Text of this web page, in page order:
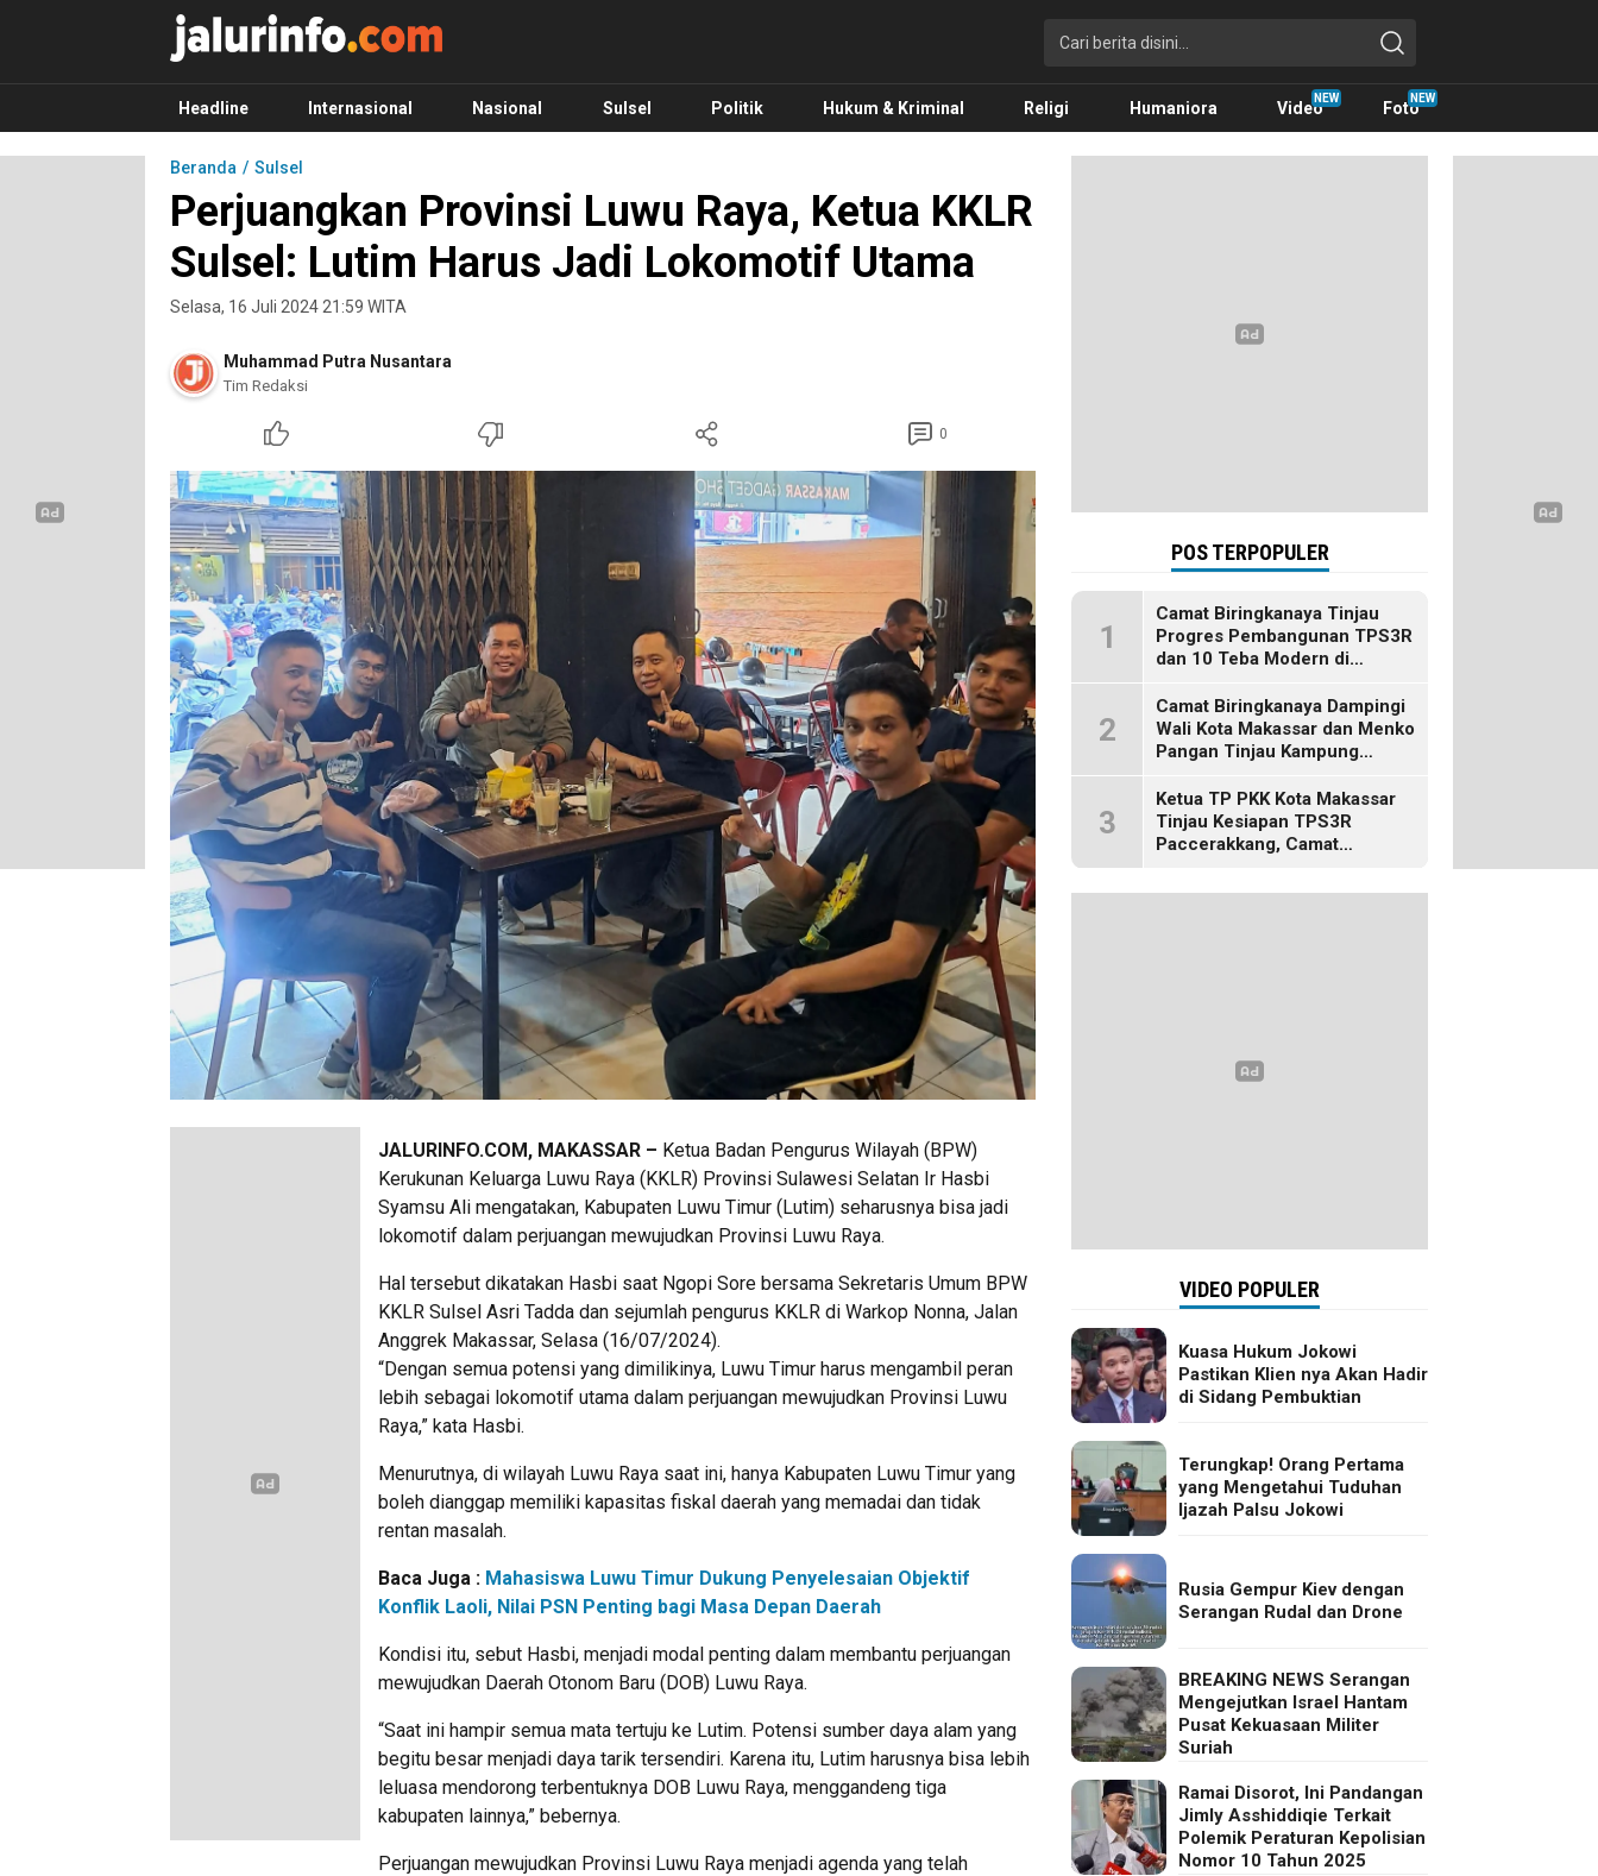
Info Terbaru, Berita Terkini Hari Ini, Jalurinfo.com
Terkini, Akurat dan Terpercaya
Headline Internasional Nasional Sulsel Politik Hukum & Kriminal Religi Humaniora Video Foto
Beranda Sulsel
Perjuangkan Provinsi Luwu Raya, Ketua KKLR
Sulsel: Lutim Harus Jadi Lokomotif Utama
Selasa, 16 Juli 2024 21:59 WITA
Muhammad Putra Nusantara
Tim Redaksi
0
JALURINFO.COM, MAKASSAR – Ketua Badan Pengurus Wilayah (BPW)
Kerukunan Keluarga Luwu Raya (KKLR) Provinsi Sulawesi Selatan Ir Hasbi
Syamsu Ali mengatakan, Kabupaten Luwu Timur (Lutim) seharusnya bisa jadi
lokomotif dalam perjuangan mewujudkan Provinsi Luwu Raya.
Hal tersebut dikatakan Hasbi saat Ngopi Sore bersama Sekretaris Umum BPW
KKLR Sulsel Asri Tadda dan sejumlah pengurus KKLR di Warkop Nonna, Jalan
Anggrek Makassar, Selasa (16/07/2024).
“Dengan semua potensi yang dimilikinya, Luwu Timur harus mengambil peran
lebih sebagai lokomotif utama dalam perjuangan mewujudkan Provinsi Luwu
Raya,” kata Hasbi.
Menurutnya, di wilayah Luwu Raya saat ini, hanya Kabupaten Luwu Timur yang
boleh dianggap memiliki kapasitas fiskal daerah yang memadai dan tidak
rentan masalah.
Baca Juga : Mahasiswa Luwu Timur Dukung Penyelesaian Objektif
Konflik Laoli, Nilai PSN Penting bagi Masa Depan Daerah
Kondisi itu, sebut Hasbi, menjadi modal penting dalam membantu perjuangan
mewujudkan Daerah Otonom Baru (DOB) Luwu Raya.
“Saat ini hampir semua mata tertuju ke Lutim. Potensi sumber daya alam yang
begitu besar menjadi daya tarik tersendiri. Karena itu, Lutim harusnya bisa lebih
leluasa mendorong terbentuknya DOB Luwu Raya, menggandeng tiga
kabupaten lainnya,” bebernya.
Perjuangan mewujudkan Provinsi Luwu Raya menjadi agenda yang telah
POS TERPOPULER
1
Camat Biringkanaya Tinjau
Progres Pembangunan TPS3R
dan 10 Teba Modern di
2
Camat Biringkanaya Dampingi
Wali Kota Makassar dan Menko
Pangan Tinjau Kampung
3
Ketua TP PKK Kota Makassar
Tinjau Kesiapan TPS3R
Paccerakkang, Camat
VIDEO POPULER
Kuasa Hukum Jokowi
Pastikan Klien nya Akan Hadir
di Sidang Pembuktian
Terungkap! Orang Pertama
yang Mengetahui Tuduhan
Ijazah Palsu Jokowi
Rusia Gempur Kiev dengan
Serangan Rudal dan Drone
BREAKING NEWS Serangan
Mengejutkan Israel Hantam
Pusat Kekuasaan Militer
Suriah
Ramai Disorot, Ini Pandangan
Jimly Asshiddiqie Terkait
Polemik Peraturan Kepolisian
Nomor 10 Tahun 2025